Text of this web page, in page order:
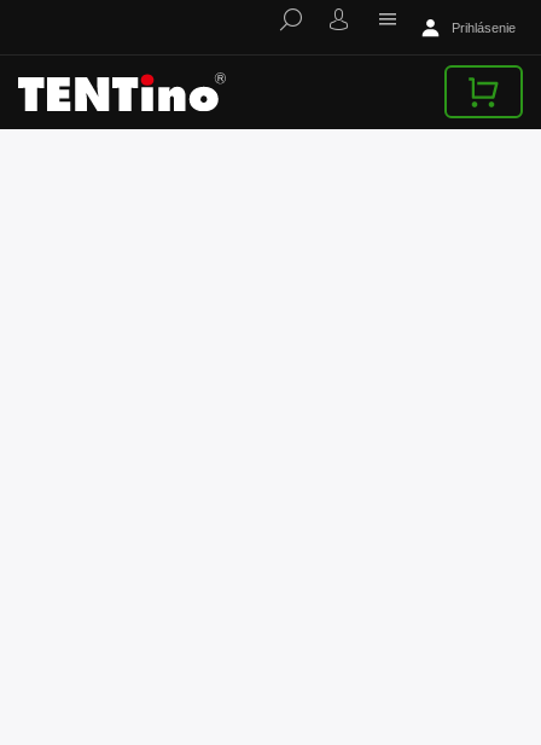
Prihlásenie